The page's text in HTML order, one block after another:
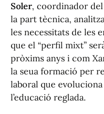
Soler, coordinador
la part tècnica,
les necessitats de les
que el “perfil mixt”
pròxims anys i com
la seua formació per
laboral que
l’educació reglada.